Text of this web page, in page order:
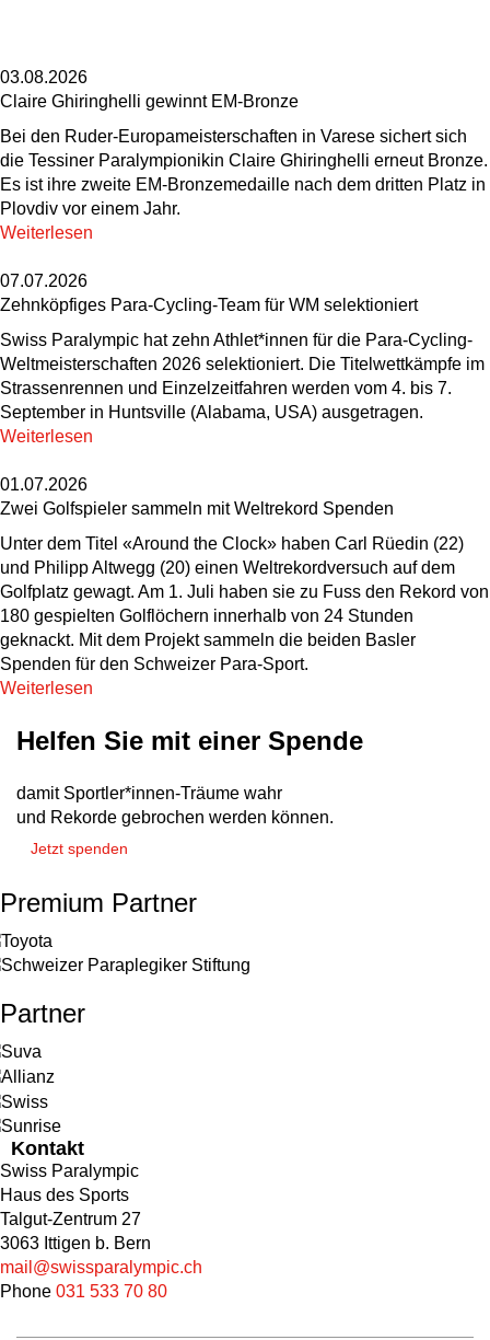
03.08.2026
Claire Ghiringhelli gewinnt EM-Bronze
Bei den Ruder-Europameisterschaften in Varese sichert sich
die Tessiner Paralympionikin Claire Ghiringhelli erneut Bronze.
Es ist ihre zweite EM-Bronzemedaille nach dem dritten Platz in
Plovdiv vor einem Jahr.
Weiterlesen
07.07.2026
Zehnköpfiges Para-Cycling-Team für WM selektioniert
Swiss Paralympic hat zehn Athlet*innen für die Para-Cycling-
Weltmeisterschaften 2026 selektioniert. Die Titelwettkämpfe im
Strassenrennen und Einzelzeitfahren werden vom 4. bis 7.
September in Huntsville (Alabama, USA) ausgetragen.
Weiterlesen
01.07.2026
Zwei Golfspieler sammeln mit Weltrekord Spenden
Unter dem Titel «Around the Clock» haben Carl Rüedin (22)
und Philipp Altwegg (20) einen Weltrekordversuch auf dem
Golfplatz gewagt. Am 1. Juli haben sie zu Fuss den Rekord von
180 gespielten Golflöchern innerhalb von 24 Stunden
geknackt. Mit dem Projekt sammeln die beiden Basler
Spenden für den Schweizer Para-Sport.
Weiterlesen
Helfen Sie mit einer Spende
damit Sportler*innen-Träume wahr
und Rekorde gebrochen werden können.
Jetzt spenden
Premium Partner
Partner
Kontakt
Swiss Paralympic
Haus des Sports
Talgut-Zentrum 27
3063 Ittigen b. Bern
mail@swissparalympic.ch
Phone 031 533 70 80